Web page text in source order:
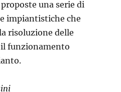
una serie di
impiantistiche che
risoluzione delle
funzionamento